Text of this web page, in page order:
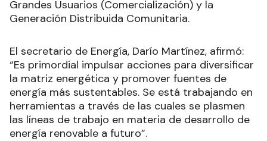
Grandes Usuarios (Comercialización) y la
Generación Distribuida Comunitaria.
El secretario de Energía, Darío Martínez, afirmó:
“Es primordial impulsar acciones para diversificar
la matriz energética y promover fuentes de
energía más sustentables. Se está trabajando en
herramientas a través de las cuales se plasmen
las líneas de trabajo en materia de desarrollo de
energía renovable a futuro”.